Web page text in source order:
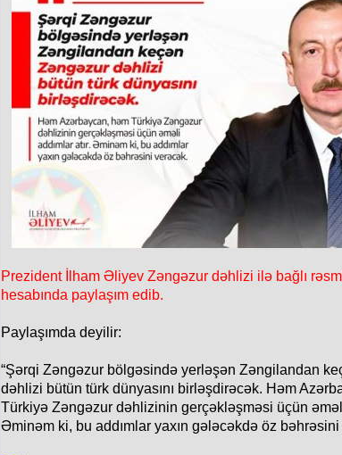
Prezident İlham Əliyev Zəngəzur dəhlizi ilə bağlı
hesabında paylaşım edib.
Paylaşımda deyilir:
“Şərqi Zəngəzur bölgəsində yerləşən Zəngilandan
dəhlizi bütün türk dünyasını birləşdirəcək. Həm
Türkiyə Zəngəzur dəhlizinin gerçəkləşməsi üçün əməli
Əminəm ki, bu addımlar yaxın gələcəkdə öz bəhrəsini